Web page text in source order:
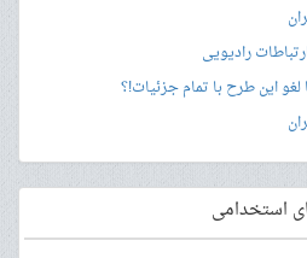
رادیویی
این طرح با تمام جزئیات!؟
استخدامی